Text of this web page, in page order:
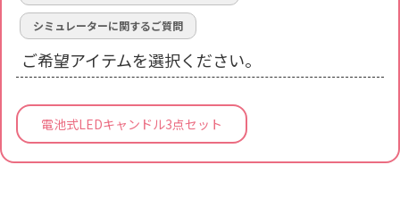
シミュレーターに関するご質問
ご希望アイテムを選択ください。
電池式LEDキャンドル3点セット